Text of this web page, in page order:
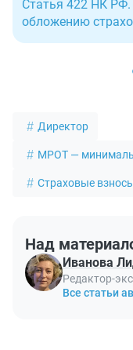
Статья 422 НК
обложению
Директор
МРОТ —
Страховые
Над
Иванова
Редактор-
Все статьи